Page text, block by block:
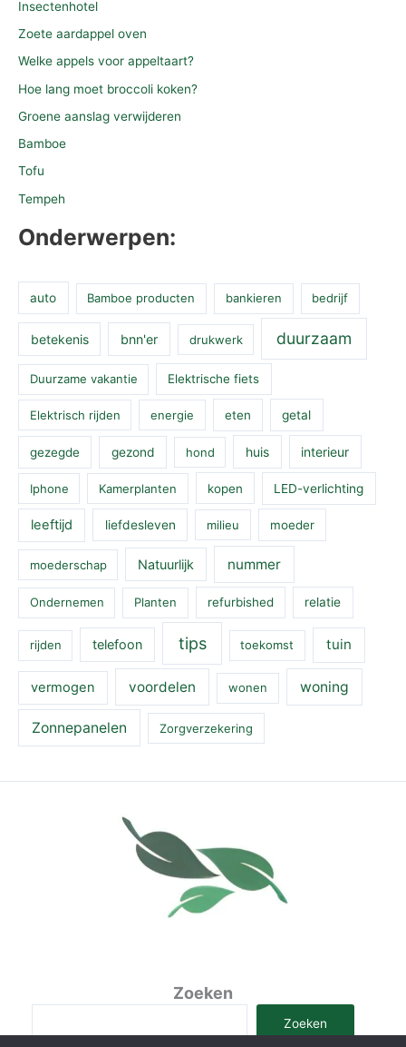
Insectenhotel
Zoete aardappel oven
Welke appels voor appeltaart?
Hoe lang moet broccoli koken?
Groene aanslag verwijderen
Bamboe
Tofu
Tempeh
Onderwerpen:
auto Bamboe producten bankieren bedrijf
betekenis bnn'er drukwerk duurzaam
Duurzame vakantie Elektrische fiets
Elektrisch rijden energie eten getal
gezegde gezond hond huis interieur
Iphone Kamerplanten kopen LED-verlichting
leeftijd liefdesleven milieu moeder
moederschap Natuurlijk nummer
Ondernemen Planten refurbished relatie
rijden telefoon tips toekomst tuin
vermogen voordelen wonen woning
Zonnepanelen Zorgverzekering
Zoeken
Zoeken